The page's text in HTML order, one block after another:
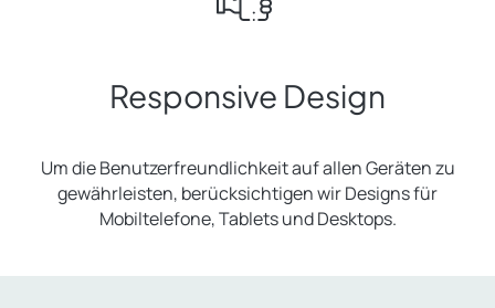
Responsive Design
Um die Benutzerfreundlichkeit auf allen Geräten zu
gewährleisten, berücksichtigen wir Designs für
Mobiltelefone, Tablets und Desktops.